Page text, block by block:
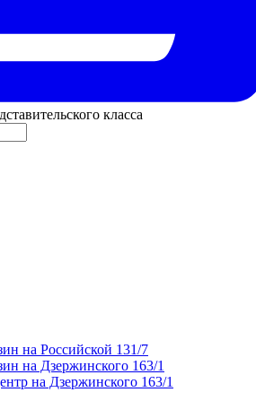
класса
на Российской 131/7
на Дзержинского 163/1
на Дзержинского 163/1